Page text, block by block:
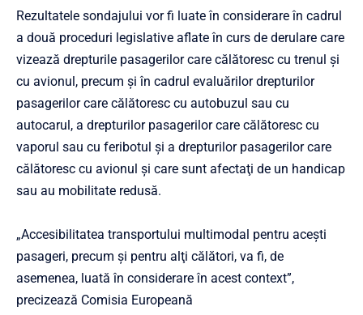
Rezultatele sondajului vor fi luate în considerare în cadrul
a două proceduri legislative aflate în curs de derulare care
vizează drepturile pasagerilor care călătoresc cu trenul şi
cu avionul, precum şi în cadrul evaluărilor drepturilor
pasagerilor care călătoresc cu autobuzul sau cu
autocarul, a drepturilor pasagerilor care călătoresc cu
vaporul sau cu feribotul şi a drepturilor pasagerilor care
călătoresc cu avionul şi care sunt afectaţi de un handicap
sau au mobilitate redusă.
„Accesibilitatea transportului multimodal pentru aceşti
pasageri, precum şi pentru alţi călători, va fi, de
asemenea, luată în considerare în acest context”,
precizează Comisia Europeană